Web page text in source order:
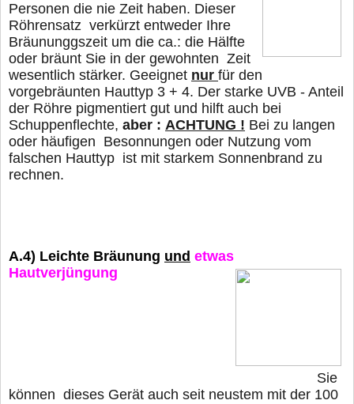
Personen die nie Zeit haben. Dieser
Röhrensatz verkürzt entweder Ihre
Bräununggszeit um die ca.: die Hälfte
oder bräunt Sie in der gewohnten Zeit
wesentlich stärker. Geeignet nur für den
vorgebräunten Hauttyp 3 + 4. Der starke UVB - Anteil
der Röhre pigmentiert gut und hilft auch bei
Schuppenflechte, aber : ACHTUNG ! Bei zu langen
oder häufigen Besonnungen oder Nutzung vom
falschen Hauttyp ist mit starkem Sonnenbrand zu
rechnen.
A.4) Leichte Bräunung und etwas
Hautverjüngung
Sie
können dieses Gerät auch seit neustem mit der 100